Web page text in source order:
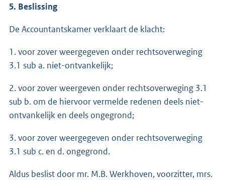
5. Beslissing
De Accountantskamer verklaart de klacht:
1. voor zover weergegeven onder rechtsoverweging
3.1 sub a. niet-ontvankelijk;
2. voor zover weergeven onder rechtsoverweging 3.1
sub b. om de hiervoor vermelde redenen deels niet-
ontvankelijk en deels ongegrond;
3. voor zover weergegeven onder rechtsoverweging
3.1 sub c. en d. ongegrond.
Aldus beslist door mr. M.B. Werkhoven, voorzitter, mrs.